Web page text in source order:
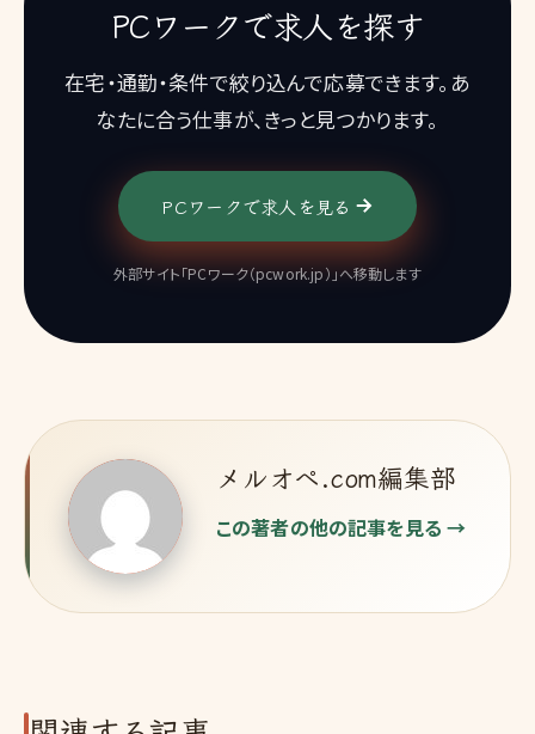
PCワークで求人を探す
在宅・通勤・条件で絞り込んで応募できます。あ
なたに合う仕事が、きっと見つかります。
PCワークで求人を見る
外部サイト「PCワーク（pcwork.jp）」へ移動します
メルオペ.com編集部
この著者の他の記事を見る →